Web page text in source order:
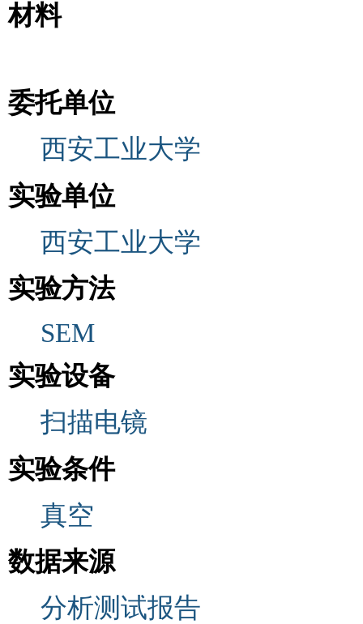
材料
委托单位
西安工业大学
实验单位
西安工业大学
实验方法
SEM
实验设备
扫描电镜
实验条件
真空
数据来源
分析测试报告